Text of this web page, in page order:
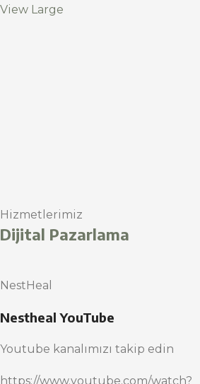
View Large
Hizmetlerimiz
Dijital Pazarlama
NestHeal
Nestheal YouTube
Youtube kanalımızı takip edin
https://www.youtube.com/watch?